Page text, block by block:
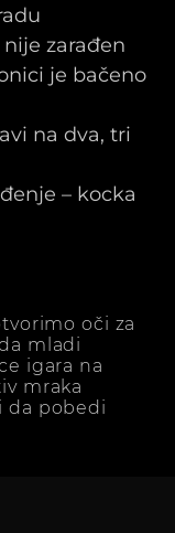
zarađen
je bačeno
na dva, tri
– kocka
oči za
mladi
igara na
mraka
da pobedi